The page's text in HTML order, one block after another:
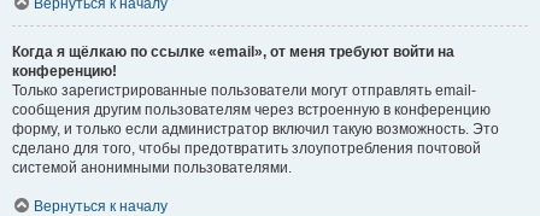
Вернуться к началу
Когда я щёлкаю по ссылке «email», от меня требуют войти на
конференцию!
Только зарегистрированные пользователи могут отправлять email-
сообщения другим пользователям через встроенную в конференцию
форму, и только если администратор включил такую возможность. Это
сделано для того, чтобы предотвратить злоупотребления почтовой
системой анонимными пользователями.
Вернуться к началу